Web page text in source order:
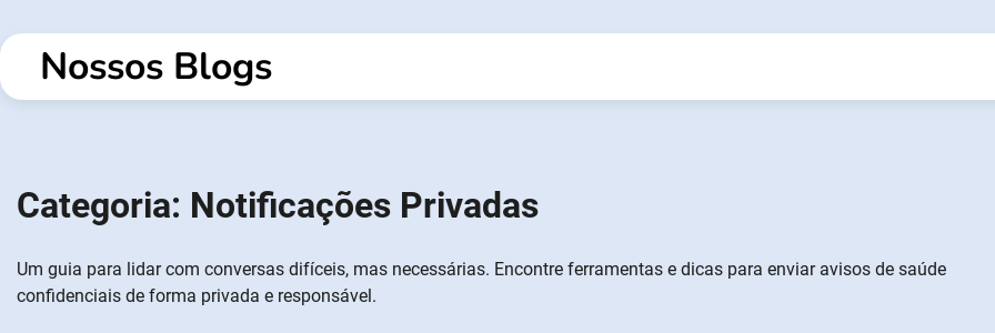
para
conteúdoNossos Blogs
Categoria: Notificações Privadas
Um guia para lidar com conversas difíceis, mas necessárias. Encontre ferramentas e dicas para enviar avisos de saúde
confidenciais de forma privada e responsável.